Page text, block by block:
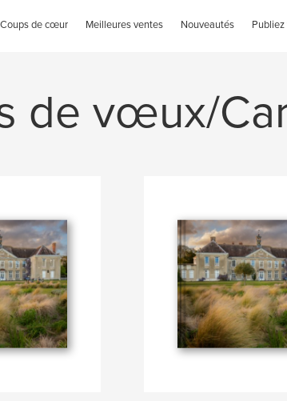
Coups de cœur Meilleures ventes Nouveautés
de vœux/